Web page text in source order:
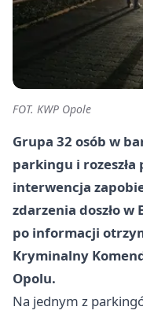
FOT. KWP Opole
Grupa 32 osób w
parkingu i
interwencja
zdarzenia doszło
po informacji
Kryminalny
Opolu.
Na jednym z